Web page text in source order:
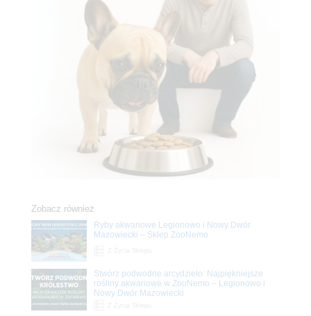
Zobacz również
Ryby akwariowe Legionowo i Nowy Dwór
Mazowiecki – Sklep ZooNemo
Stwórz podwodne arcydzieło: Najpiękniejsze
rośliny akwariowe w ZooNemo – Legionowo i
Nowy Dwór Mazowiecki